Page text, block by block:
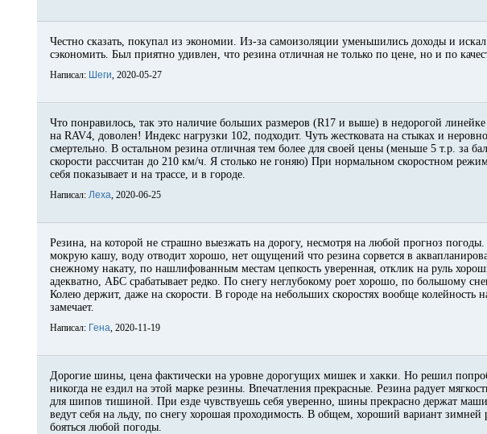
Честно сказать, покупал из экономии. Из-за самоизоляции уменьшились доходы и
сэкономить. Был приятно удивлен, что резина отличная не только по цене, но и по
Написал: Шеги, 2020-05-27
Что понравилось, так это наличие больших размеров (R17 и выше) в недорогой
на RAV4, доволен! Индекс нагрузки 102, подходит. Чуть жестковата на стыках и
смертельно. В остальном резина отличная тем более для своей цены (меньше 5 т.р. за
скорости рассчитан до 210 км/ч. Я столько не гоняю) При нормальном скоростном
себя показывает и на трассе, и в городе.
Написал: Леха, 2020-06-25
Резина, на которой не страшно выезжать на дорогу, несмотря на любой прогноз
мокрую кашу, воду отводит хорошо, нет ощущений что резина сорвется в
снежному накату, по нашлифованным местам цепкость уверенная, отклик на руль
адекватно, АБС срабатывает редко. По снегу неглубокому роет хорошо, по большому
Колею держит, даже на скорости. В городе на небольших скоростях вообще колейность
замечает.
Написал: Гена, 2020-11-19
Дорогие шины, цена фактически на уровне дорогущих мишек и хакки. Но решил
никогда не ездил на этой марке резины. Впечатления прекрасные. Резина радует
для шипов тишиной. При езде чувствуешь себя уверенно, шины прекрасно держат
ведут себя на льду, по снегу хорошая проходимость. В общем, хороший вариант зимней
бояться любой погоды.